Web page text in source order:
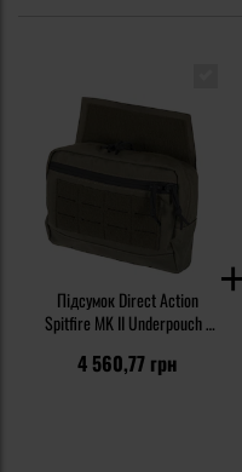
Підсумок Direct Action
Spitfire MK II Underpouch -
4 560,77 грн